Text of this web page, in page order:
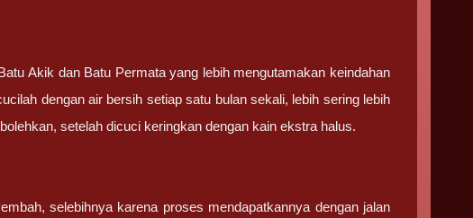
Akik dan Batu Permata yang lebih mengutamakan keindahan
dengan air bersih setiap satu bulan sekali, lebih sering lebih
setelah dicuci keringkan dengan kain ekstra halus.
selebihnya karena proses mendapatkannya dengan jalan